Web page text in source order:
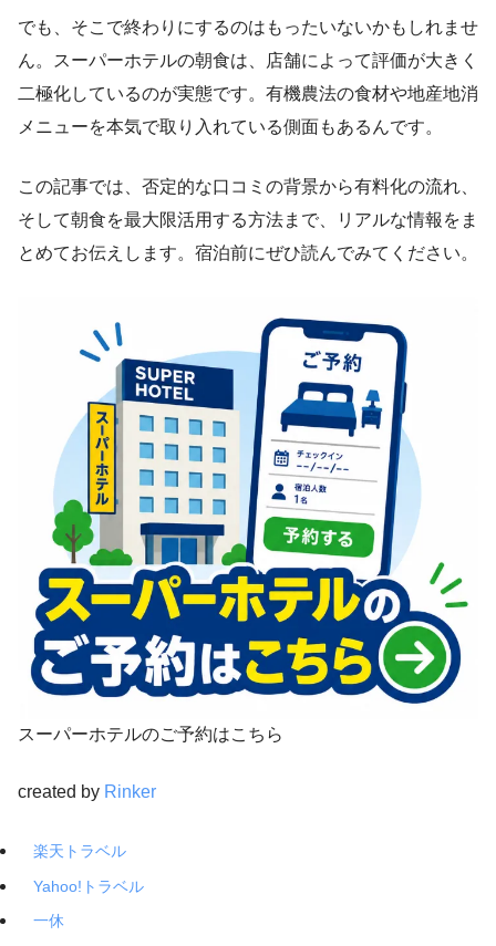
でも、そこで終わりにするのはもったいないかもしれませ
ん。スーパーホテルの朝食は、店舗によって評価が大きく
二極化しているのが実態です。有機農法の食材や地産地消
メニューを本気で取り入れている側面もあるんです。
この記事では、否定的な口コミの背景から有料化の流れ、
そして朝食を最大限活用する方法まで、リアルな情報をま
とめてお伝えします。宿泊前にぜひ読んでみてください。
スーパーホテルのご予約はこちら
created by Rinker
楽天トラベル
Yahoo!トラベル
一休